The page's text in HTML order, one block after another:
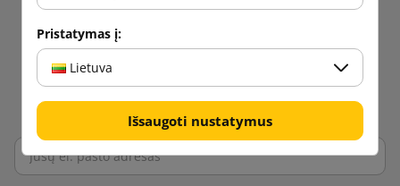
Pristatymas į:
Lietuva
Išsaugoti nustatymus